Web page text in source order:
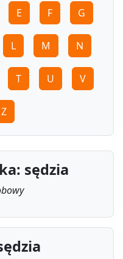
E F G
L M N
T U V
Z
sędzia